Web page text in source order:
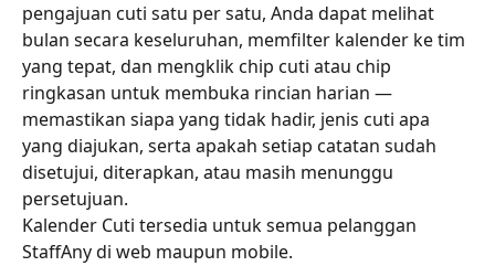
pengajuan cuti satu per satu, Anda dapat melihat
bulan secara keseluruhan, memfilter kalender ke tim
yang tepat, dan mengklik chip cuti atau chip
ringkasan untuk membuka rincian harian —
memastikan siapa yang tidak hadir, jenis cuti apa
yang diajukan, serta apakah setiap catatan sudah
disetujui, diterapkan, atau masih menunggu
persetujuan.
Kalender Cuti tersedia untuk semua pelanggan
StaffAny di web maupun mobile.